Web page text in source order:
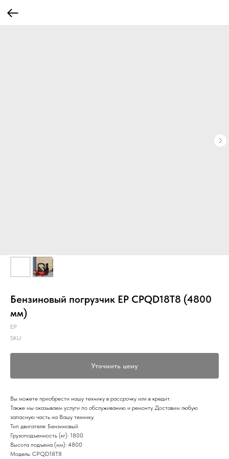
Бензиновый погрузчик EP CPQD18T8 (4800
мм)
EP
SKU:
Уточнить цену
Вы можете приобрести нашу технику в рассрочку или в кредит.
Также мы оказываем услуги по обслуживанию и ремонту. Доставим любую
запасную часть на Вашу технику.
Тип двигателя: Бензиновый
Грузоподъемность (кг): 1800
Высота подъема (мм): 4800
Модель: CPQD18T8